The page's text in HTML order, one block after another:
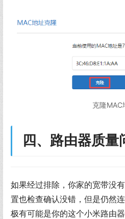
克隆MAC
四、路由器质量
如果经过排除，你家的宽带没
置也检查确认没错，但是仍然
极有可能是你的这个小米路由